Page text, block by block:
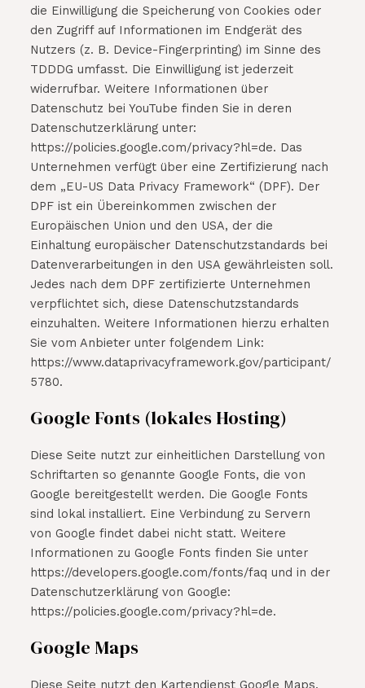
die Einwilligung die Speicherung von Cookies oder
den Zugriff auf Informationen im Endgerät des
Nutzers (z. B. Device-Fingerprinting) im Sinne des
TDDDG umfasst. Die Einwilligung ist jederzeit
widerrufbar. Weitere Informationen über
Datenschutz bei YouTube finden Sie in deren
Datenschutzerklärung unter:
https://policies.google.com/privacy?hl=de. Das
Unternehmen verfügt über eine Zertifizierung nach
dem „EU-US Data Privacy Framework“ (DPF). Der
DPF ist ein Übereinkommen zwischen der
Europäischen Union und den USA, der die
Einhaltung europäischer Datenschutzstandards bei
Datenverarbeitungen in den USA gewährleisten soll.
Jedes nach dem DPF zertifizierte Unternehmen
verpflichtet sich, diese Datenschutzstandards
einzuhalten. Weitere Informationen hierzu erhalten
Sie vom Anbieter unter folgendem Link:
https://www.dataprivacyframework.gov/participant/
5780.
Google Fonts (lokales Hosting)
Diese Seite nutzt zur einheitlichen Darstellung von
Schriftarten so genannte Google Fonts, die von
Google bereitgestellt werden. Die Google Fonts
sind lokal installiert. Eine Verbindung zu Servern
von Google findet dabei nicht statt. Weitere
Informationen zu Google Fonts finden Sie unter
https://developers.google.com/fonts/faq und in der
Datenschutzerklärung von Google:
https://policies.google.com/privacy?hl=de.
Google Maps
Diese Seite nutzt den Kartendienst Google Maps.